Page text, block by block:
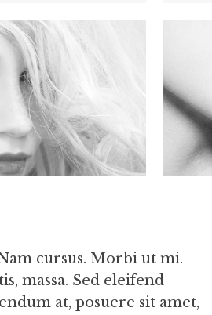
cursus. Morbi ut mi.
massa. Sed eleifend
at, posuere sit amet,